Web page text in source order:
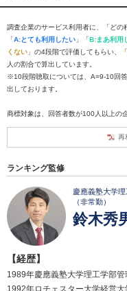
調査企業のサービス利用者に、「ど
「A:とても利用したい 」「B:まあ利用
くない 」の4段階で評価してもらい、「
人の割合で算出しています。
※10段階聴取については、A=9-10回
出しております。
商標対象は、回答者数が100人以上の
再
ランキング監修
慶應義塾大学
（非常勤）
鈴木秀
【経歴】
1989年慶應義塾大学理工学部管
1992年ロチェスター大学経営大